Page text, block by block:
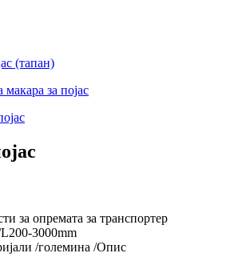
(тапан)
за опремата за транспортер
3000mm
/големина /Опис